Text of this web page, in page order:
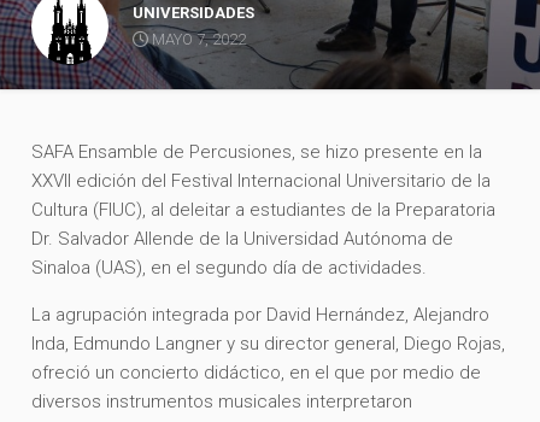
UNIVERSIDADES
MAYO 7, 2022
SAFA Ensamble de Percusiones, se hizo presente en la
XXVII edición del Festival Internacional Universitario de la
Cultura (FIUC), al deleitar a estudiantes de la Preparatoria
Dr. Salvador Allende de la Universidad Autónoma de
Sinaloa (UAS), en el segundo día de actividades.
La agrupación integrada por David Hernández, Alejandro
Inda, Edmundo Langner y su director general, Diego Rojas,
ofreció un concierto didáctico, en el que por medio de
diversos instrumentos musicales interpretaron